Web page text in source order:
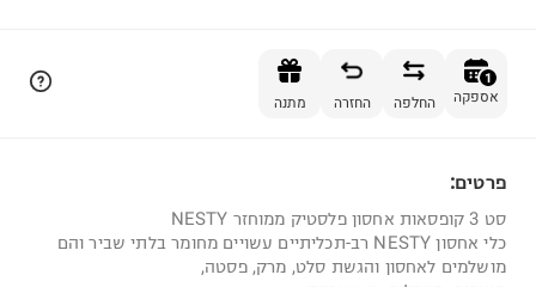
1
אספקה החלפה החזרה מתנה
פרטים:
סט 3 קופסאות אחסון פלסטיק ממוחזר NESTY
כלי אחסון NESTY רב-תכליתיים עשויים מחומר בלתי שביר והם
מושלמים לאחסון והגשת סלט, מרק, פסטה,